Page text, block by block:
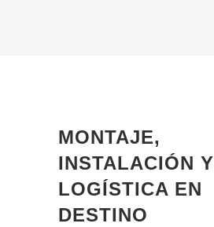
MONTAJE,
INSTALACIÓN Y
LOGÍSTICA EN
DESTINO